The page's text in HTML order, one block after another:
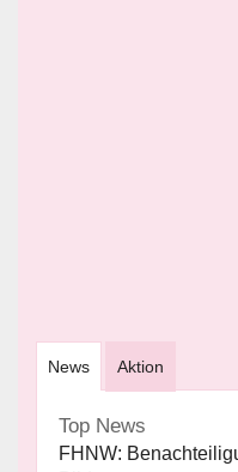
News Aktion
Top News
FHNW: